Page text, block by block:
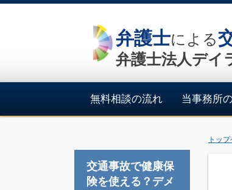
弁護士による
弁護士法人デイ
無料相談の流れ 当事務所
トッ
交通事故で健康保
険を使える？デメ